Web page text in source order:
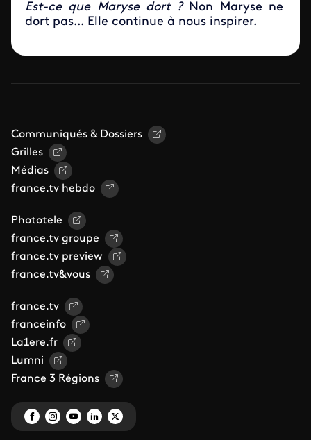
Est-ce que Maryse dort ?Non Maryse ne
dort pas... Elle continue à nous inspirer.
Communiqués & Dossiers
Grilles
Médias
france.tv hebdo
Phototele
france.tv groupe
france.tv preview
france.tv&vous
france.tv
franceinfo
La1ere.fr
Lumni
France 3 Régions